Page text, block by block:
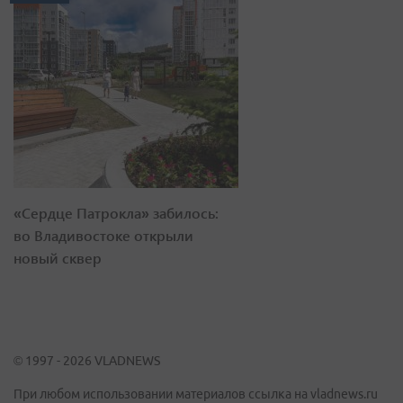
«Сердце Патрокла» забилось:
во Владивостоке открыли
новый сквер
© 1997 - 2026 VLADNEWS
При любом использовании материалов ссылка на vladnews.ru